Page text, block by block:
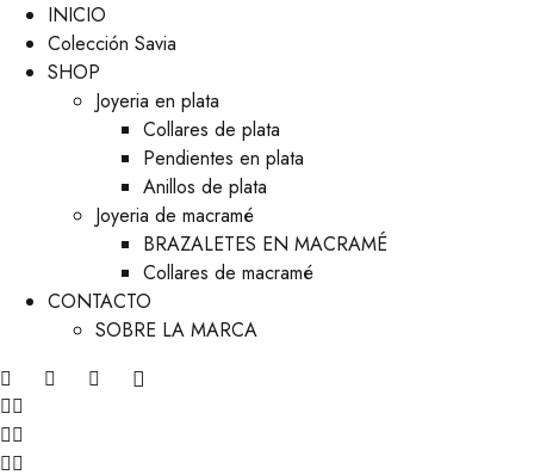
INICIO
Colección Savia
SHOP
Joyeria en plata
Collares de plata
Pendientes en plata
Anillos de plata
Joyeria de macramé
BRAZALETES EN MACRAMÉ
Collares de macramé
CONTACTO
SOBRE LA MARCA